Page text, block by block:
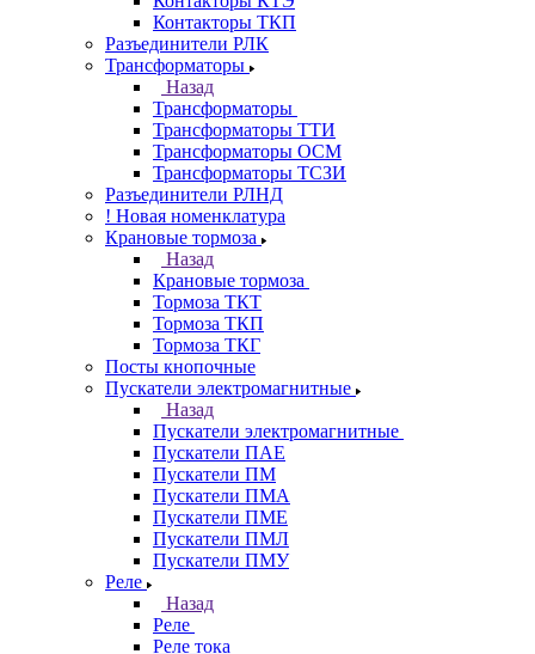
Контакторы ТКП
Разъединители РЛК
Трансформаторы
Назад
Трансформаторы
Трансформаторы ТТИ
Трансформаторы ОСМ
Трансформаторы ТСЗИ
Разъединители РЛНД
! Новая номенклатура
Крановые тормоза
Назад
Крановые тормоза
Тормоза ТКТ
Тормоза ТКП
Тормоза ТКГ
Посты кнопочные
Пускатели электромагнитные
Назад
Пускатели электромагнитные
Пускатели ПАЕ
Пускатели ПМ
Пускатели ПМА
Пускатели ПМЕ
Пускатели ПМЛ
Пускатели ПМУ
Реле
Назад
Реле
Реле тока